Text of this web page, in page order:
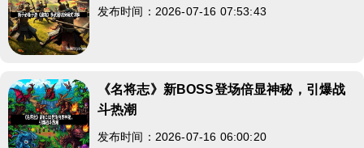
发布时间：2026-07-16 07:53:43
《名将志》新BOSS登场倍显神秘，引爆战
斗热潮
发布时间：2026-07-16 06:00:20